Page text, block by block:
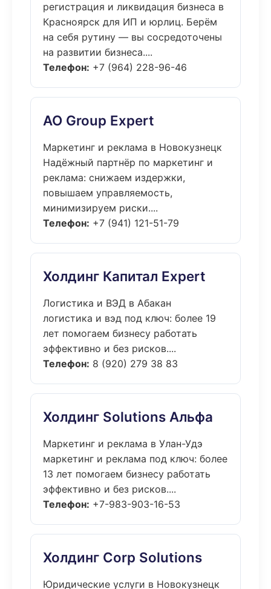
регистрация и ликвидация бизнеса в
Красноярск для ИП и юрлиц. Берём
на себя рутину — вы сосредоточены
на развитии бизнеса....
Телефон: +7 (964) 228-96-46
АО Group Expert
Маркетинг и реклама в Новокузнецк
Надёжный партнёр по маркетинг и
реклама: снижаем издержки,
повышаем управляемость,
минимизируем риски....
Телефон: +7 (941) 121-51-79
Холдинг Капитал Expert
Логистика и ВЭД в Абакан
логистика и вэд под ключ: более 19
лет помогаем бизнесу работать
эффективно и без рисков....
Телефон: 8 (920) 279 38 83
Холдинг Solutions Альфа
Маркетинг и реклама в Улан-Удэ
маркетинг и реклама под ключ: более
13 лет помогаем бизнесу работать
эффективно и без рисков....
Телефон: +7-983-903-16-53
Холдинг Corp Solutions
Юридические услуги в Новокузнецк